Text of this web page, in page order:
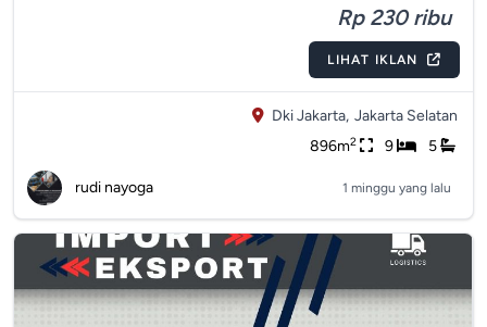
Rp 230 ribu
LIHAT IKLAN
Dki Jakarta, Jakarta Selatan
896m2 9 5
rudi nayoga 1 minggu yang lalu